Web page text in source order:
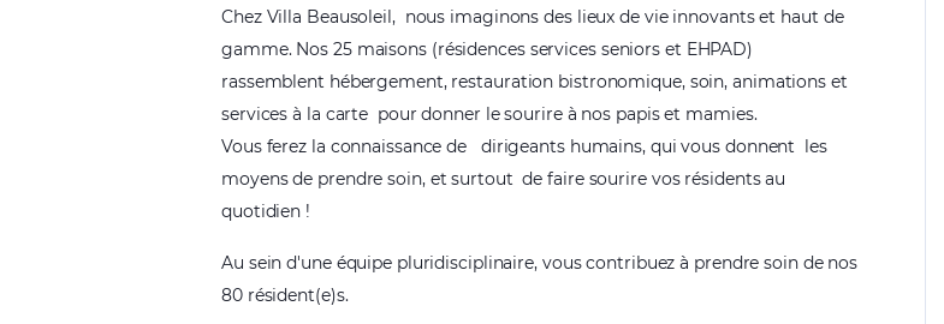
Chez Villa Beausoleil, nous imaginons des lieux de vie innovants et haut de
gamme. Nos 25 maisons (résidences services seniors et EHPAD)
rassemblent hébergement, restauration bistronomique, soin, animations et
services à la carte pour donner le sourire à nos papis et mamies.
Vous ferez la connaissance de
dirigeants humains, qui vous donnent les
moyens de prendre soin, et surtout defaire sourire vos résidents au
quotidien !
Au sein d'une équipe pluridisciplinaire, vous contribuez à prendre soin de nos
80 résident(e)s.